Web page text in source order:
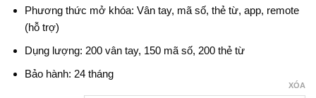
Phương thức mở khóa: Vân tay, mã số, thẻ từ, app, remote
(hỗ trợ)
Dụng lượng: 200 vân tay, 150 mã số, 200 thẻ từ
Bảo hành: 24 tháng
XÓA